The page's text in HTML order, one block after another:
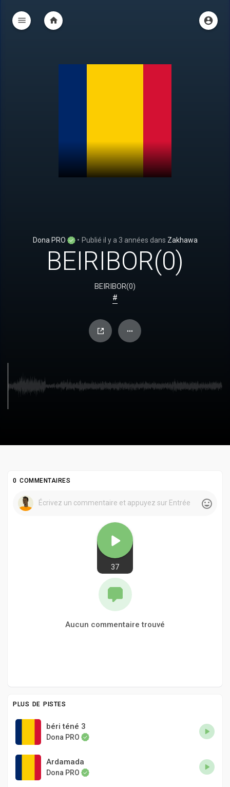
Dona PRO • Publié il y a 3 années dans Zakhawa
BEIRIBOR(0)
BEIRIBOR(0)
#
37
0 COMMENTAIRES
Aucun commentaire trouvé
PLUS DE PISTES
béri téné 3
Dona PRO
Ardamada
Dona PRO